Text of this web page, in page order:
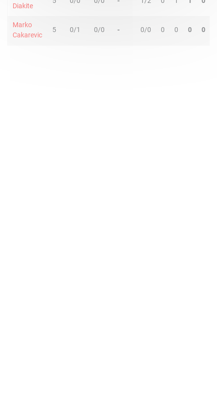
Diakite
Marko
Cakarevic
5 0/1 0/0 - 0/0 0 0 0 0